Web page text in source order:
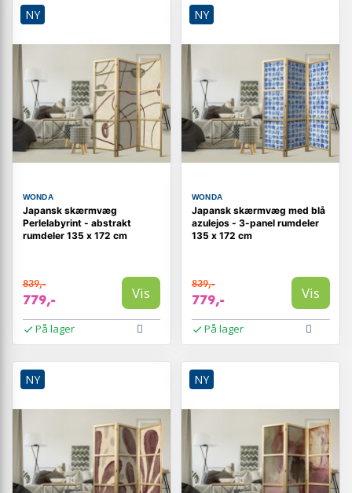
NY
WONDA
Japansk skærmvæg
Perlelabyrint - abstrakt
rumdeler 135 x 172 cm
839,-
779,- Vis
På lager
NY
WONDA
Japansk skærmvæg med blå
azulejos - 3-panel rumdeler
135 x 172 cm
839,-
779,- Vis
På lager
NY NY